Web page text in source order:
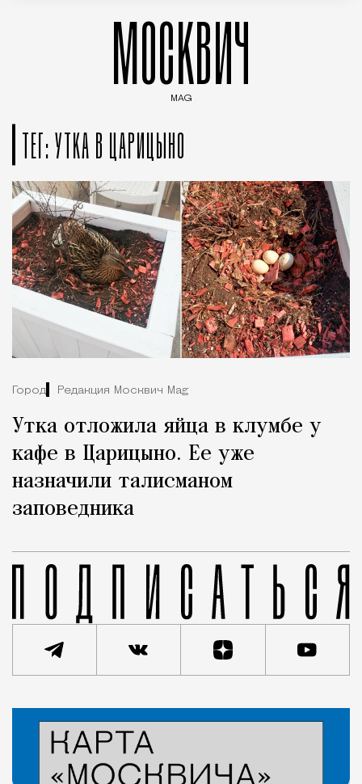
МОСКВИЧ
MAG
ТЕГ: УТКА В ЦАРИЦЫНО
Город Редакция Москвич Mag
Утка отложила яйца в клумбе у
кафе в Царицыно. Ее уже
назначили талисманом
заповедника